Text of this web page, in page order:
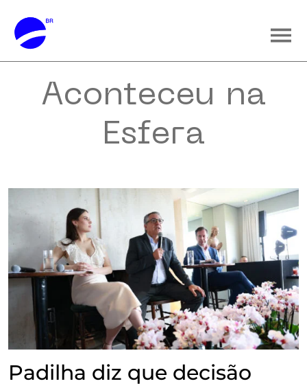
Aconteceu na
Esfera
Padilha diz que decisão